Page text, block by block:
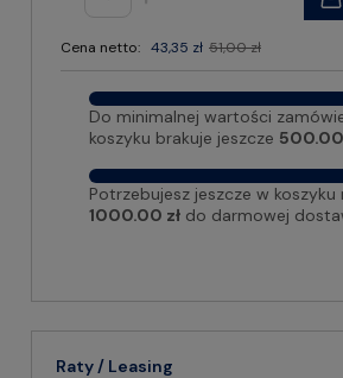
Cena netto: 43,35 zł 51,00 zł
Do minimalnej wartości
koszyku brakuje jeszcze 500.00
Potrzebujesz jeszcze w koszyku
1000.00 zł do darmowej
Raty / Leasing